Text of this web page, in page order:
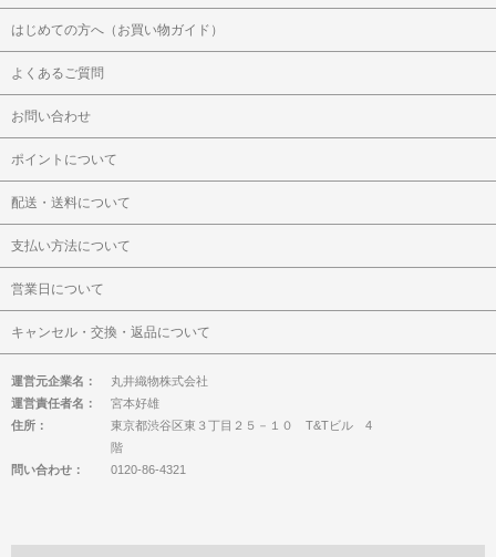
はじめての方へ（お買い物ガイド）
よくあるご質問
お問い合わせ
ポイントについて
配送・送料について
支払い方法について
営業日について
キャンセル・交換・返品について
運営元企業名：
丸井織物株式会社
運営責任者名：
宮本好雄
住所：
東京都渋谷区東３丁目２５－１０ T&Tビル 4
階
問い合わせ：
0120-86-4321